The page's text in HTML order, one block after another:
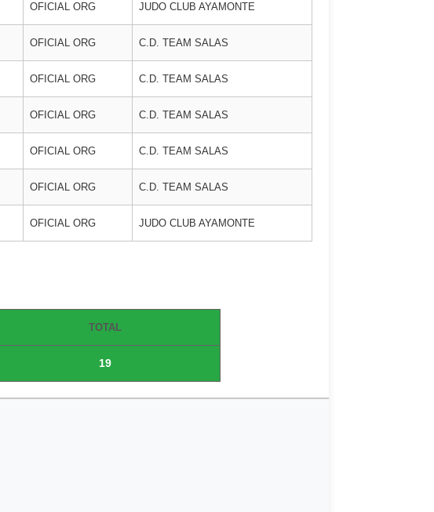
OFICIAL ORG JUDO CLUB AYAMONTE
OFICIAL ORG C.D. TEAM SALAS
OFICIAL ORG C.D. TEAM SALAS
OFICIAL ORG C.D. TEAM SALAS
OFICIAL ORG C.D. TEAM SALAS
OFICIAL ORG C.D. TEAM SALAS
OFICIAL ORG JUDO CLUB AYAMONTE
TOTAL
19